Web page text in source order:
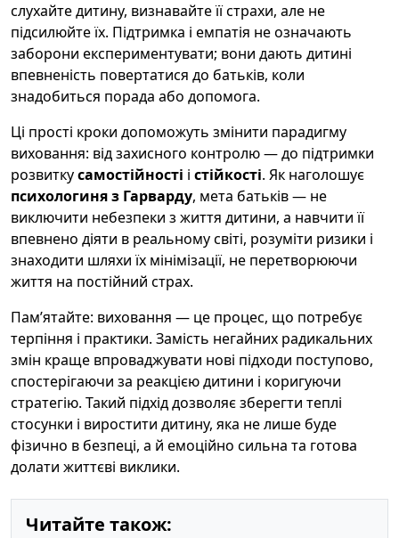
слухайте дитину, визнавайте її страхи, але не
підсилюйте їх. Підтримка і емпатія не означають
заборони експериментувати; вони дають дитині
впевненість повертатися до батьків, коли
знадобиться порада або допомога.
Ці прості кроки допоможуть змінити парадигму
виховання: від захисного контролю — до підтримки
розвиткусамостійності і стійкості. Як наголошує
психологиня з Гарварду, мета батьків — не
виключити небезпеки з життя дитини, а навчити її
впевнено діяти в реальному світі, розуміти ризики і
знаходити шляхи їх мінімізації, не перетворюючи
життя на постійний страх.
Пам’ятайте: виховання — це процес, що потребує
терпіння і практики. Замість негайних радикальних
змін краще впроваджувати нові підходи поступово,
спостерігаючи за реакцією дитини і коригуючи
стратегію. Такий підхід дозволяє зберегти теплі
стосунки і виростити дитину, яка не лише буде
фізично в безпеці, а й емоційно сильна та готова
долати життєві виклики.
Читайте також: